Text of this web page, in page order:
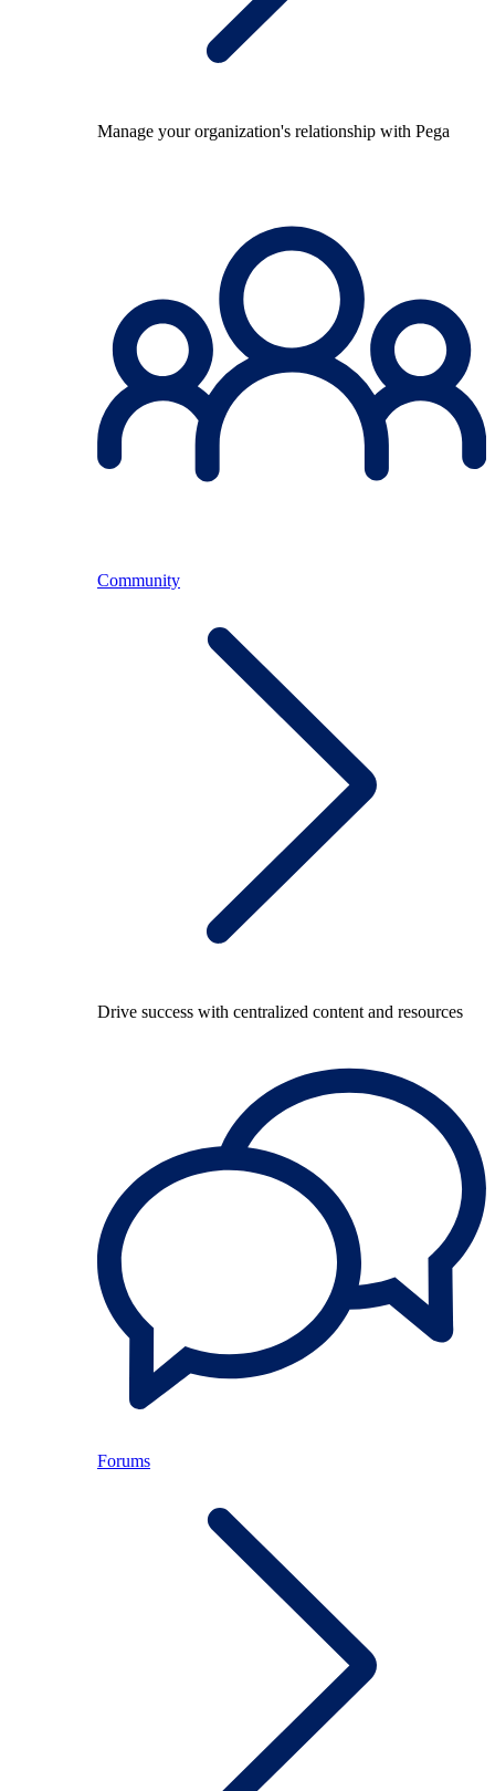
Manage your organization's relationship with Pega
Community
Drive success with centralized content and resources
Forums